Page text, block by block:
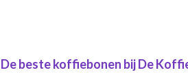
De beste koffiebonen bij De